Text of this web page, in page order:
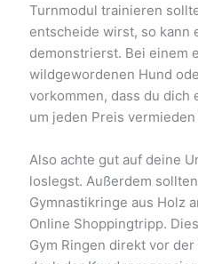
Turnmodul trainieren
entscheide wirst, so kann
demonstrierst. Bei einem
wildgewordenen Hund
vorkommen, dass du dich
um jeden Preis
Also achte gut auf deine
loslegst. Außerdem
Gymnastikringe aus Holz
Online Shoppingtripp.
Gym Ringen direkt vor